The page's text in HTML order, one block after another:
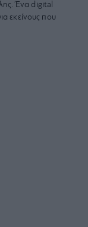
Ένα digital
εκείνους που